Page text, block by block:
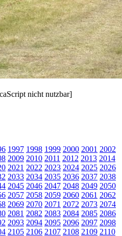
nicht nutzbar]
1997 1998 1999 2000 2001 2002
2009 2010 2011 2012 2013 2014
2021 2022 2023 2024 2025 2026
2033 2034 2035 2036 2037 2038
2045 2046 2047 2048 2049 2050
2057 2058 2059 2060 2061 2062
2069 2070 2071 2072 2073 2074
2081 2082 2083 2084 2085 2086
2093 2094 2095 2096 2097 2098
2105 2106 2107 2108 2109 2110